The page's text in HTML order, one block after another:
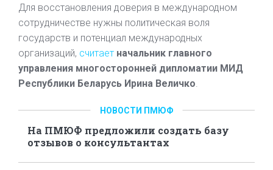
Для восстановления доверия в международном
сотрудничестве нужны политическая воля
государств и потенциал международных
организаций, считает начальник главного
управления многосторонней дипломатии МИД
Республики Беларусь Ирина Величко.
НОВОСТИ ПМЮФ
На ПМЮФ предложили создать базу
отзывов о консультантах